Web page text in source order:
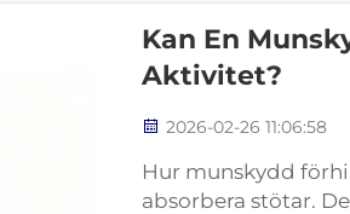
Kan En
Aktivitet?
2026-02-26 11:06:58
Hur munskydd
absorbera stötar.